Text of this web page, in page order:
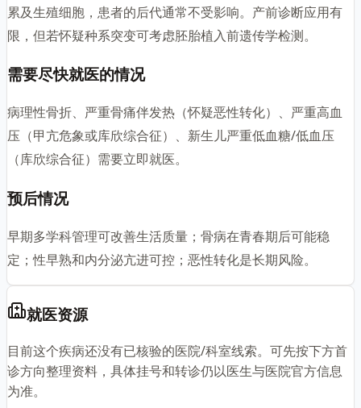
累及生殖细胞，患者的后代通常不受影响。产前诊断应用有
限，但若怀疑种系突变可考虑胚胎植入前遗传学检测。
需要尽快就医的情况
病理性骨折、严重骨痛伴发热（怀疑恶性转化）、严重高血
压（甲亢危象或库欣综合征）、新生儿严重低血糖/低血压
（库欣综合征）需要立即就医。
预后情况
早期多学科管理可改善生活质量；骨病在青春期后可能稳
定；性早熟和内分泌亢进可控；恶性转化是长期风险。
就医资源
目前这个疾病还没有已核验的医院/科室线索。可先按下方首
诊方向整理资料，具体挂号和转诊仍以医生与医院官方信息
为准。